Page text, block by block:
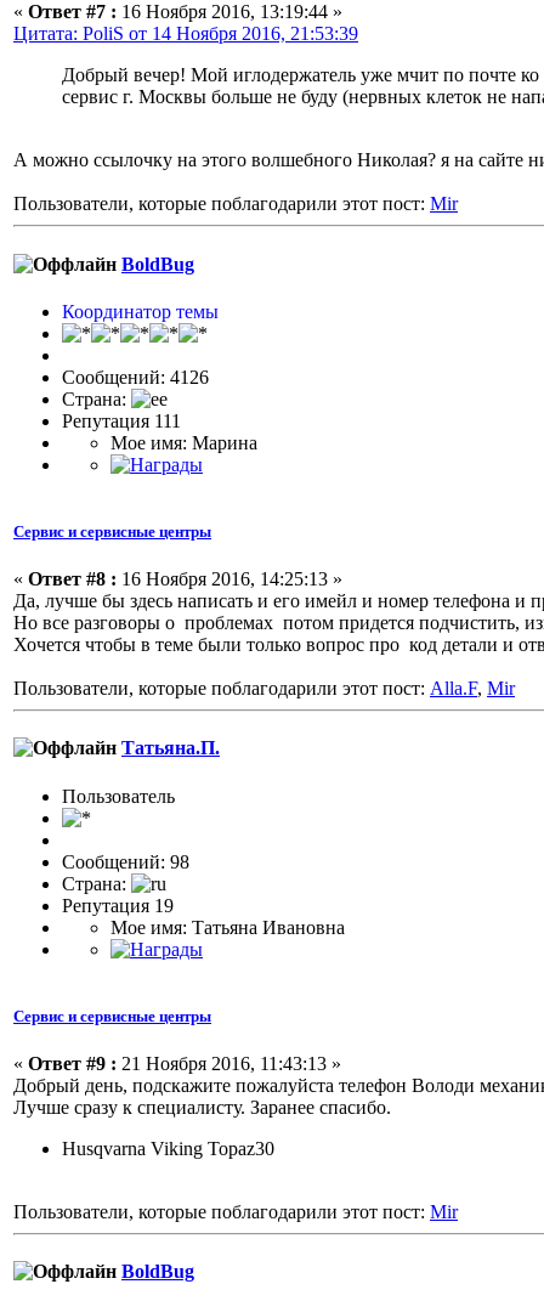
« Ответ #7 : 16 Ноября 2016, 13:19:44 »
Цитата: PoliS от 14 Ноября 2016, 21:53:39
Добрый вечер! Мой иглодержатель уже мчит по почте
сервис г. Москвы больше не буду (нервных клеток не
А можно ссылочку на этого волшебного Николая? я на сайте
Пользователи, которые поблагодарили этот пост: Mir
BoldBug
Координатор темы
Сообщений: 4126
Страна:
Репутация 111
Мое имя: Марина
Сервис и сервисные центры
« Ответ #8 : 16 Ноября 2016, 14:25:13 »
Да, лучше бы здесь написать и его имейл и номер телефона и
Но все разговоры о проблемах потом придется подчистить,
Хочется чтобы в теме были только вопрос про код детали и
Пользователи, которые поблагодарили этот пост: Alla.F, Mir
Татьяна.П.
Пользовaтeль
Сообщений: 98
Страна:
Репутация 19
Мое имя: Татьяна Ивановна
Сервис и сервисные центры
« Ответ #9 : 21 Ноября 2016, 11:43:13 »
Добрый день, подскажите пожалуйста телефон Володи
Лучше сразу к специалисту. Заранее спасибо.
Husqvarna Viking Topaz30
Пользователи, которые поблагодарили этот пост: Mir
BoldBug